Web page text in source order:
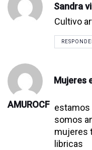
Sandra
Cultivo
Mujeres
AMUROCF estamos
somos
mujeres
libricas